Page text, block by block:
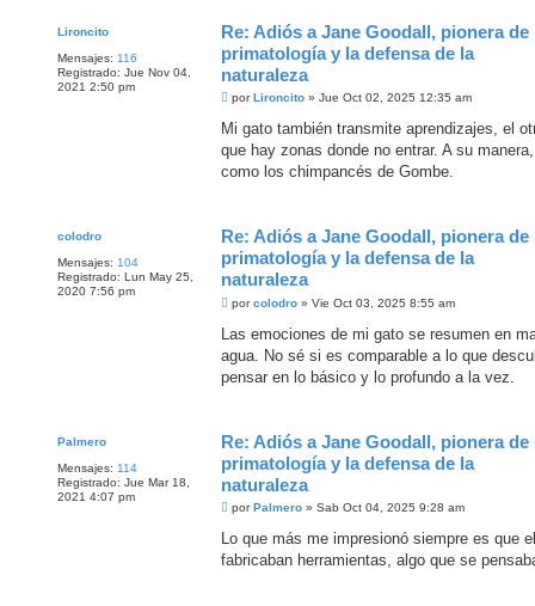
Lironcito
Mensajes: 116
Registrado: Jue Nov 04,
2021 2:50 pm
Re: Adiós a Jane Goodall, pionera de
primatología y la defensa de la
naturaleza
M
n
a
j
porLironcito» Jue Oct 02, 2025 12:35 am
Mi gato también transmite aprendizajes, el
que hay zonas donde no entrar. A su
como los chimpancés de Gombe.
colodro
Mensajes: 104
Registrado: Lun May 25,
2020 7:56 pm
Re: Adiós a Jane Goodall, pionera de
primatología y la defensa de la
naturaleza
M
n
a
j
porcolodro» Vie Oct 03, 2025 8:55 am
Las emociones de mi gato se resumen en
agua. No sé si es comparable a lo que
pensar en lo básico y lo profundo a la vez.
Palmero
Mensajes: 114
Registrado: Jue Mar 18,
2021 4:07 pm
Re: Adiós a Jane Goodall, pionera de
primatología y la defensa de la
naturaleza
M
n
a
porPalmero» Sab Oct 04, 2025 9:28 am
Lo que más me impresionó siempre es que
fabricaban herramientas, algo que se